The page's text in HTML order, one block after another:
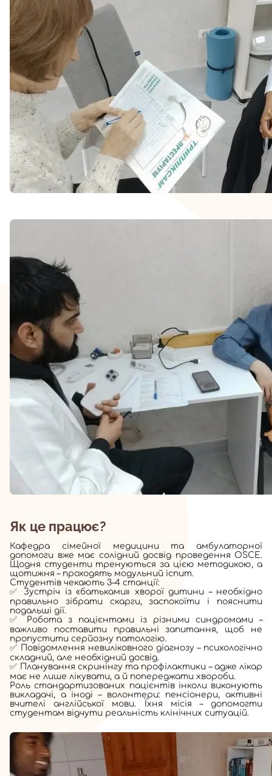
Як це працює?
Кафедра сімейної медицини та амбулаторної
допомоги вже має солідний досвід проведення OSCE.
Щодня студенти тренуються за цією методикою, а
щотижня – проходять модульний іспит.
Студентів чекають 3–4 станції:
✅ Зустріч із «батьками» хворої дитини – необхідно
правильно зібрати скарги, заспокоїти і пояснити
подальші дії.
✅ Робота з пацієнтами із різними синдромами –
важливо поставити правильні запитання, щоб не
пропустити серйозну патологію.
✅ Повідомлення невиліковного діагнозу – психологічно
складний, але необхідний досвід.
✅ Планування скринінгу та профілактики – адже лікар
має не лише лікувати, а й попереджати хвороби.
Роль стандартизованих пацієнтів інколи виконують
викладачі, а іноді – волонтери: пенсіонери, активні
вчителі англійської мови. Їхня місія – допомогти
студентам відчути реальність клінічних ситуацій.